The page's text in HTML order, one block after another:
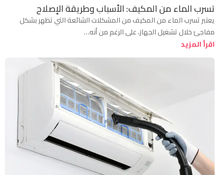
تسرب الماء من المكيف: الأسباب وطريقة الإصلاح
يعتبر تسرب الماء من المكيف من المشكلات الشائعة التي تظهر بشكل
مفاجئ خلال تشغيل الجهاز، على الرغم من أنه…
اقرأ المزيد